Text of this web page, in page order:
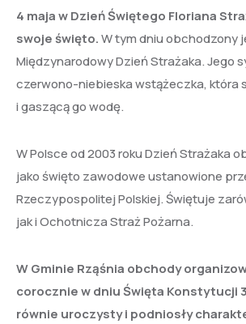
4 maja w Dzień Świętego Floriana
swoje święto.W tym dniu obchodzony
Międzynarodowy Dzień Strażaka. Jego
czerwono-niebieska wstążeczka, która
i gaszącą go wodę.
W Polsce od 2003 roku Dzień Strażaka
jako święto zawodowe ustanowione
Rzeczypospolitej Polskiej. Świętuje
jak i Ochotnicza Straż Pożarna.
W Gminie Rząśnia obchody
corocznie w dniu Święta Konstytucji
równie uroczysty i podniosły